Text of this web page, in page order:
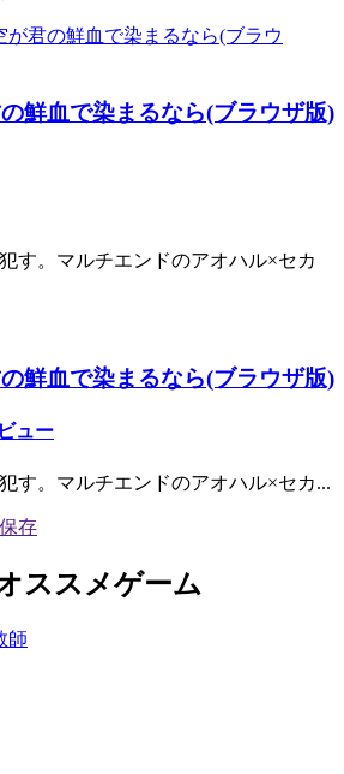
鮮血で染まるなら(ブラウザ版)
す。マルチエンドのアオハル×セカ
鮮血で染まるなら(ブラウザ版)
ュー
す。マルチエンドのアオハル×セカ...
ススメゲーム